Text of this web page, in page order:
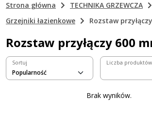
Strona główna
TECHNIKA GRZEWCZA
Grzejniki łazienkowe
Rozstaw
Rozstaw przyłączy 600
Sortuj Liczba
Brak wyników.